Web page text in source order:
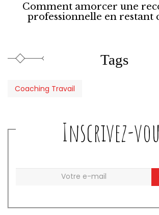
Comment amorcer une
professionnelle en restant
Tags
Coaching Travail
Inscrivez-